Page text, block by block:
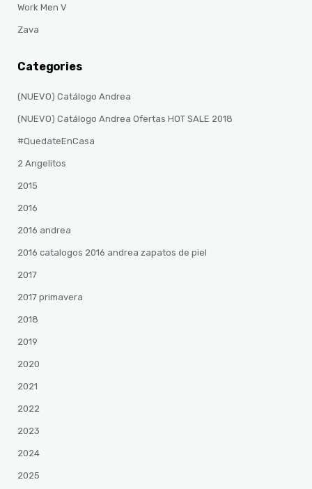
Work Men V
Zava
Categories
(NUEVO) Catálogo Andrea
(NUEVO) Catálogo Andrea Ofertas HOT SALE 2018
#QuedateEnCasa
2 Angelitos
2015
2016
2016 andrea
2016 catalogos 2016 andrea zapatos de piel
2017
2017 primavera
2018
2019
2020
2021
2022
2023
2024
2025